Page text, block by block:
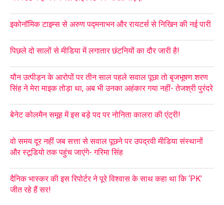
इकोनॉमिक टाइम्स से अरुण पद्मनाभन और रायटर्स से निखिन की नई पारी
पिछले दो सालों से मीडिया में लगातार छंटनियों का दौर जारी है!
यौन उत्पीड़न के आरोपों पर तीन साल पहले सवाल पूछा तो बृजभूषण शरण
सिंह ने मेरा माइक तोड़ा था, अब भी उनका अहंकार गया नहीं- तेजश्री पुरंदरे
बेनेट कोलमैन समूह में इस बड़े पद पर नोनिता कालरा की एंट्री!
वो समय दूर नहीं जब सत्ता से सवाल पूछने पर उपद्रवी मीडिया संस्थानों
और स्टूडियो तक पहुंच जाएंगे- गरिमा सिंह
दैनिक भास्कर की इस रिपोर्टर ने पूरे विश्वास के साथ कहा था कि ‘PK’
जीत रहे हैं सर!